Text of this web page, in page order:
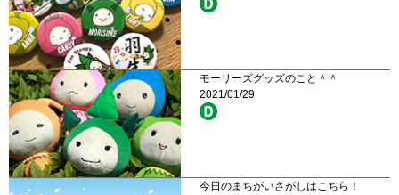
モーリーズグッズのこと＾＾
2021/01/29
今日のまちがいさがしはこちら！